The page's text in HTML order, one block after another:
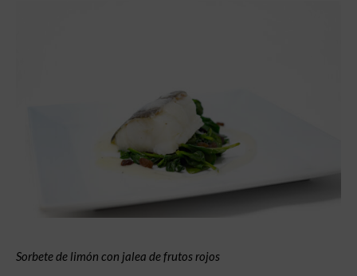
Sorbete de limón con jalea de frutos rojos